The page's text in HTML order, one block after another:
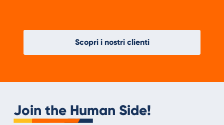
Scopri i nostri clienti
Join the Human Side!